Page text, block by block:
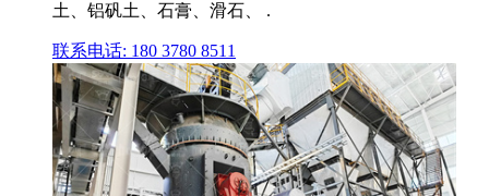
土、铝矾土、石膏、滑石、 .
联系电话: 180 3780 8511